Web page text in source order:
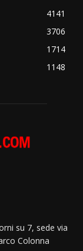
4141
3706
1714
1148
su 7, sede via
Colonna